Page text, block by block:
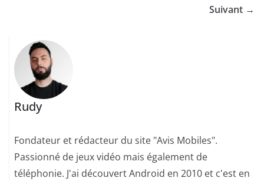
Suivant →
Rudy
Fondateur et rédacteur du site "Avis Mobiles".
Passionné de jeux vidéo mais également de
téléphonie. J'ai découvert Android en 2010 et c'est en